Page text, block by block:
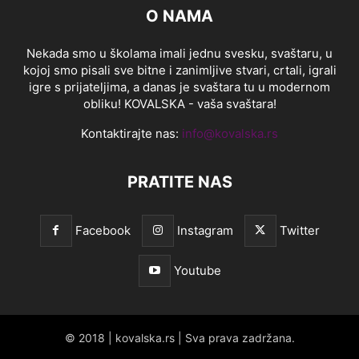
O NAMA
Nekada smo u školama imali jednu svesku, svaštaru, u
kojoj smo pisali sve bitne i zanimljive stvari, crtali, igrali
igre s prijateljima, a danas je svaštara tu u modernom
obliku! KOVALSKA - vaša svaštara!
Kontaktirajte nas: info@kovalska.rs
PRATITE NAS
Facebook Instagram Twitter
Youtube
© 2018 | kovalska.rs | Sva prava zadržana.